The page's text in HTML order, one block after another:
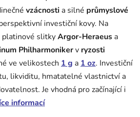
vzácnosti a silné průmyslové
investiční kovy. Na
platinové slitkyArgor-Heraeus a
Philharmonikerv ryzosti
ve velikostech 1 g a 1 oz. Investiční
likviditu, hmatatelné vlastnictví a
Je vhodná pro začínající i
informací